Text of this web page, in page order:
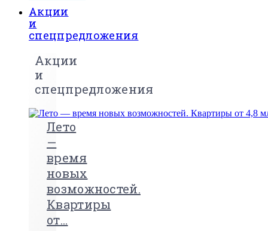
Акции
и
спецпредложения
Акции
и
спецпредложения
Лето
—
время
новых
возможностей.
Квартиры
от...